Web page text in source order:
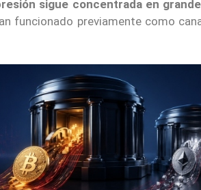
sigue concentrada en
funcionado previamente como